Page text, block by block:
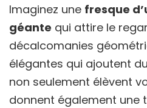
Imaginez une fresque
géante qui attire le
décalcomanies
élégantes qui ajoutent
non seulement élèvent
donnent également une